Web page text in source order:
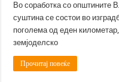
Во соработка со општините
суштина се состои во
поголема од еден
земјоделско
Прочитај повеќе